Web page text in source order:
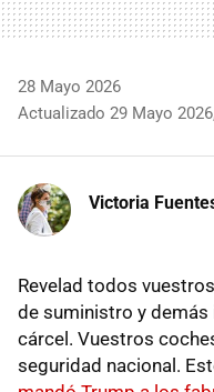
28 Mayo 2026
Actualizado 29 Mayo
Victoria
Revelad todos
de suministro y
cárcel. Vuestros
seguridad nacional.